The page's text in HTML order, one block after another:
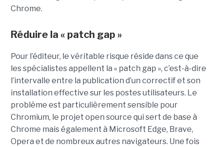
Chrome.
Réduire la « patch gap »
Pour l’éditeur, le véritable risque réside dans ce que
les spécialistes appellent la « patch gap », c’est-à-dire
l’intervalle entre la publication d’un correctif et son
installation effective sur les postes utilisateurs. Le
problème est particulièrement sensible pour
Chromium, le projet open source qui sert de base à
Chrome mais également à Microsoft Edge, Brave,
Opera et de nombreux autres navigateurs. Une fois